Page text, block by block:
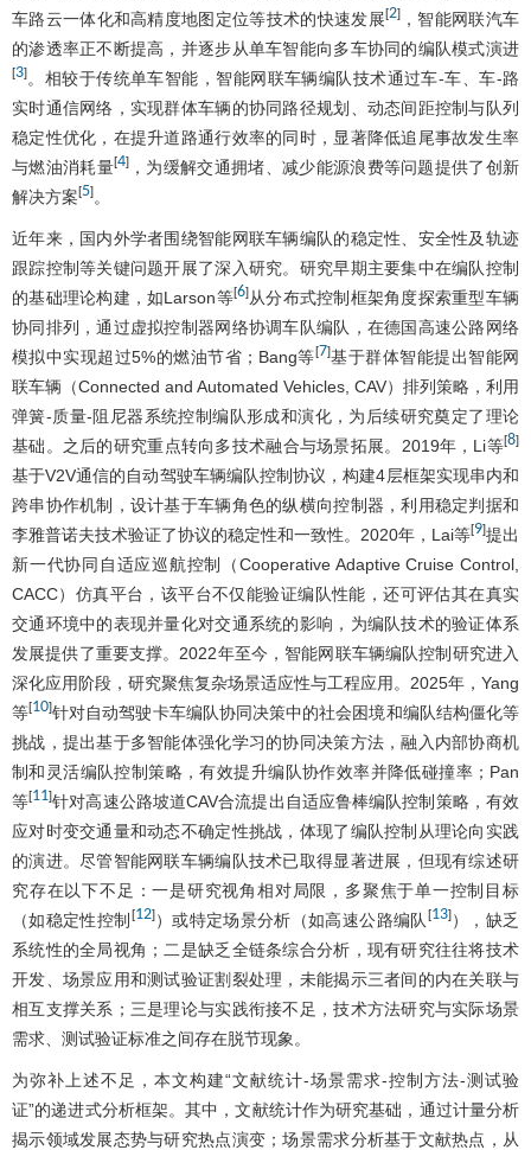
车路云一体化和高精度地图定位等技术的快速发展[2]，智能网联汽车
的渗透率正不断提高，并逐步从单车智能向多车协同的编队模式演进
[3] 。相较于传统单车智能，智能网联车辆编队技术通过车-车、车-路
实时通信网络，实现群体车辆的协同路径规划、动态间距控制与队列
稳定性优化，在提升道路通行效率的同时，显著降低追尾事故发生率
与燃油消耗量[4]，为缓解交通拥堵、减少能源浪费等问题提供了创新
解决方案[5] 。
近年来，国内外学者围绕智能网联车辆编队的稳定性、安全性及轨迹
跟踪控制等关键问题开展了深入研究。研究早期主要集中在编队控制
的基础理论构建，如Larson等[6]从分布式控制框架角度探索重型车辆
协同排列，通过虚拟控制器网络协调车队编队，在德国高速公路网络
模拟中实现超过5%的燃油节省；Bang等[7]基于群体智能提出智能网
联车辆（Connected and Automated Vehicles, CAV）排列策略，利用
弹簧-质量-阻尼器系统控制编队形成和演化，为后续研究奠定了理论
基础。之后的研究重点转向多技术融合与场景拓展。2019年，Li等[8]
基于V2V通信的自动驾驶车辆编队控制协议，构建4层框架实现串内和
跨串协作机制，设计基于车辆角色的纵横向控制器，利用稳定判据和
李雅普诺夫技术验证了协议的稳定性和一致性。2020年，Lai等[9]提出
新一代协同自适应巡航控制（Cooperative Adaptive Cruise Control,
CACC）仿真平台，该平台不仅能验证编队性能，还可评估其在真实
交通环境中的表现并量化对交通系统的影响，为编队技术的验证体系
发展提供了重要支撑。2022年至今，智能网联车辆编队控制研究进入
深化应用阶段，研究聚焦复杂场景适应性与工程应用。2025年，Yang
等[10]针对自动驾驶卡车编队协同决策中的社会困境和编队结构僵化等
挑战，提出基于多智能体强化学习的协同决策方法，融入内部协商机
制和灵活编队控制策略，有效提升编队协作效率并降低碰撞率；Pan
等[11]针对高速公路坡道CAV合流提出自适应鲁棒编队控制策略，有效
应对时变交通量和动态不确定性挑战，体现了编队控制从理论向实践
的演进。尽管智能网联车辆编队技术已取得显著进展，但现有综述研
究存在以下不足：一是研究视角相对局限，多聚焦于单一控制目标
（如稳定性控制 [12]）或特定场景分析（如高速公路编队 [13]），缺乏
系统性的全局视角；二是缺乏全链条综合分析，现有研究往往将技术
开发、场景应用和测试验证割裂处理，未能揭示三者间的内在关联与
相互支撑关系；三是理论与实践衔接不足，技术方法研究与实际场景
需求、测试验证标准之间存在脱节现象。
为弥补上述不足，本文构建“文献统计-场景需求-控制方法-测试验
证”的递进式分析框架。其中，文献统计作为研究基础，通过计量分析
揭示领域发展态势与研究热点演变；场景需求分析基于文献热点，从